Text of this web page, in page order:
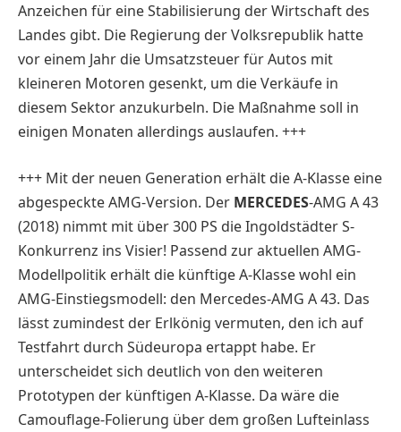
Anzeichen für eine Stabilisierung der Wirtschaft des
Landes gibt. Die Regierung der Volksrepublik hatte
vor einem Jahr die Umsatzsteuer für Autos mit
kleineren Motoren gesenkt, um die Verkäufe in
diesem Sektor anzukurbeln. Die Maßnahme soll in
einigen Monaten allerdings auslaufen. +++
+++ Mit der neuen Generation erhält die A-Klasse eine
abgespeckte AMG-Version. Der MERCEDES-AMG A 43
(2018) nimmt mit über 300 PS die Ingoldstädter S-
Konkurrenz ins Visier! Passend zur aktuellen AMG-
Modellpolitik erhält die künftige A-Klasse wohl ein
AMG-Einstiegsmodell: den Mercedes-AMG A 43. Das
lässt zumindest der Erlkönig vermuten, den ich auf
Testfahrt durch Südeuropa ertappt habe. Er
unterscheidet sich deutlich von den weiteren
Prototypen der künftigen A-Klasse. Da wäre die
Camouflage-Folierung über dem großen Lufteinlass